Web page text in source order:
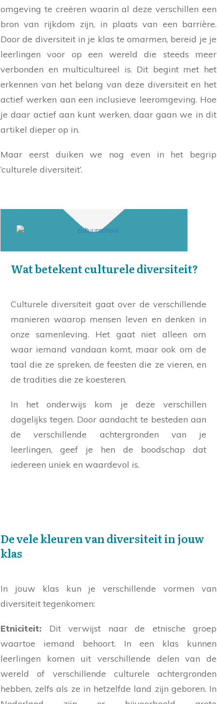
omgeving te creëren waarin al deze verschillen een
bron van rijkdom zijn, in plaats van een barrière.
Door de diversiteit in je klas te omarmen, bereid je je
leerlingen voor op een wereld die steeds meer
verbonden en multicultureel is. Dit begint met het
erkennen van het belang van deze diversiteit en het
actief werken aan een inclusieve leeromgeving. Hoe
je daar actief aan kunt werken, daar gaan we in dit
artikel dieper op in.
Maar eerst duiken we nog even in het begrip
‘culturele diversiteit’.
Wat betekent culturele diversiteit?
Culturele diversiteit gaat over de verschillende
manieren waarop mensen leven en denken in
onze samenleving. Het gaat niet alleen om
waar iemand vandaan komt, maar ook om de
taal die ze spreken, de feesten die ze vieren, en
de tradities die ze koesteren.
In het onderwijs kom je deze verschillen
dagelijks tegen. Door aandacht te besteden aan
de verschillende achtergronden van je
leerlingen, geef je hen de boodschap dat
iedereen uniek en waardevol is.
De vele kleuren van diversiteit in jouw
klas
In jouw klas kun je verschillende vormen van
diversiteit tegenkomen:
Etniciteit: Dit verwijst naar de etnische groep
waartoe iemand behoort. In een klas kunnen
leerlingen komen uit verschillende delen van de
wereld of verschillende culturele achtergronden
hebben, zelfs als ze in hetzelfde land zijn geboren. In